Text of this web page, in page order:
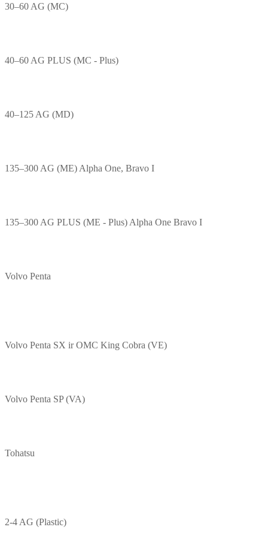
30–60 AG (MC)
40–60 AG PLUS (MC - Plus)
40–125 AG (MD)
135–300 AG (ME) Alpha One, Bravo I
135–300 AG PLUS (ME - Plus) Alpha One Bravo I
Volvo Penta
Volvo Penta SX ir OMC King Cobra (VE)
Volvo Penta SP (VA)
Tohatsu
2-4 AG (Plastic)